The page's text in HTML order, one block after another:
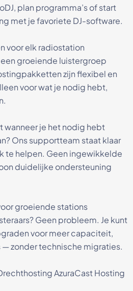
plan programma’s of start
met je favoriete DJ-software.
voor elk radiostation
groeiende luistergroep
zijn flexibel en
voor wat je nodig hebt,
wanneer je het nodig hebt
Ons supportteam staat klaar
te helpen. Geen ingewikkelde
duidelijke ondersteuning
groeiende stations
Geen probleem. Je kunt
voor meer capaciteit,
zonder technische migraties.
AzuraCast Hosting